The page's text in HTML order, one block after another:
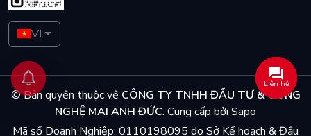
VI
© Bản quyền thuộc về CÔNG TY TNHH ĐẦU TƯ & CÔNG
NGHỆ MAI ANH ĐỨC. Cung cấp bởi Sapo
Mã số Doanh Nghiệp: 0110198095 do Sở Kế hoạch & Đầu
Liên hệ